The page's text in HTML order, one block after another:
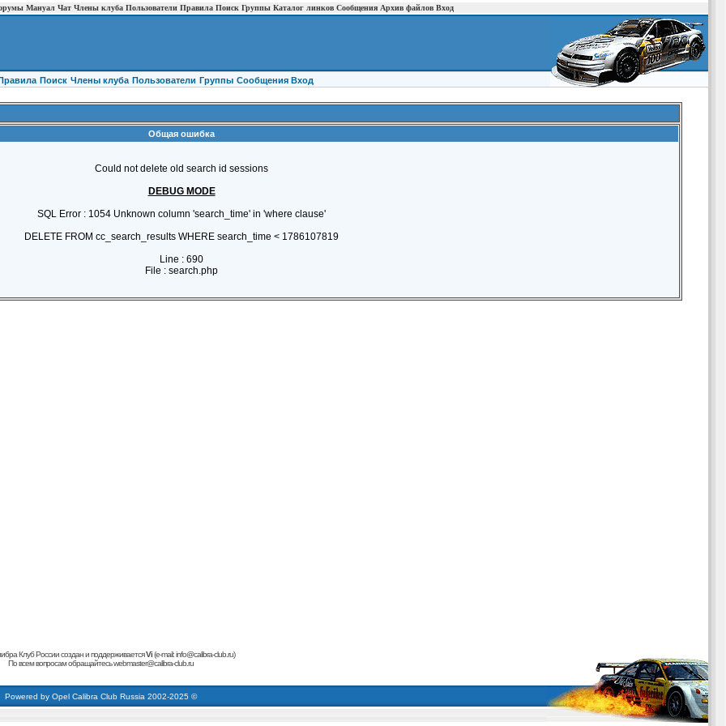
Мануал Чат Члены клуба Пользователи Правила Поиск Группы Каталог линков Сообщения Архив файлов Вход
Поиск Члены клуба Пользователи Группы Cообщения Вход
Общая ошибка
Could not delete old search id sessions
DEBUG MODE
SQL Error : 1054 Unknown column 'search_time' in 'where clause'
DELETE FROM cc_search_results WHERE search_time < 1786107819
Line : 690
File : search.php
Клуб России создан и поддерживаетсяVi(e-mail:info@calibra-club.ru)
По всем вопросам обращайтесьwebmaster@calibra-club.ru
Powered by Opel Calibra Club Russia 2002-2025 ©